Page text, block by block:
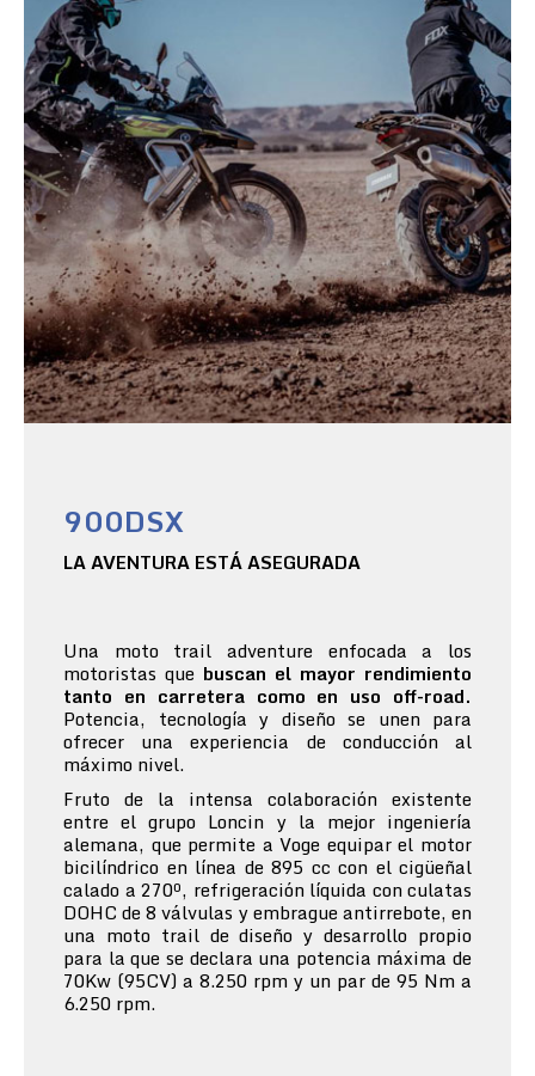
900DSX
LA AVENTURA ESTÁ ASEGURADA
Una moto trail adventure enfocada a los
motoristas que buscan el mayor rendimiento
tanto en carretera como en uso off-road.
Potencia, tecnología y diseño se unen para
ofrecer una experiencia de conducción al
máximo nivel.
Fruto de la intensa colaboración existente
entre el grupo Loncin y la mejor ingeniería
alemana, que permite a Voge equipar el motor
bicilíndrico en línea de 895 cc con el cigüeñal
calado a 270º, refrigeración líquida con culatas
DOHC de 8 válvulas y embrague antirrebote, en
una moto trail de diseño y desarrollo propio
para la que se declara una potencia máxima de
70Kw (95CV) a 8.250 rpm y un par de 95 Nm a
6.250 rpm.